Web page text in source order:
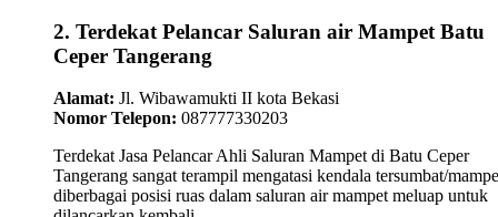
2. Terdekat Pelancar Saluran air Mampet Batu
Ceper Tangerang
Alamat: Jl. Wibawamukti II kota Bekasi
Nomor Telepon: 087777330203
Terdekat Jasa Pelancar Ahli Saluran Mampet di Batu Ceper
Tangerang sangat terampil mengatasi kendala tersumbat/
diberbagai posisi ruas dalam saluran air mampet meluap untuk